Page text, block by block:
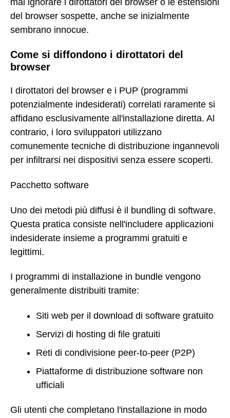
mai ignorare i dirottatori del browser o le estensioni
del browser sospette, anche se inizialmente
sembrano innocue.
Come si diffondono i dirottatori del
browser
I dirottatori del browser e i PUP (programmi
potenzialmente indesiderati) correlati raramente si
affidano esclusivamente all'installazione diretta. Al
contrario, i loro sviluppatori utilizzano
comunemente tecniche di distribuzione ingannevoli
per infiltrarsi nei dispositivi senza essere scoperti.
Pacchetto software
Uno dei metodi più diffusi è il bundling di software.
Questa pratica consiste nell'includere applicazioni
indesiderate insieme a programmi gratuiti e
legittimi.
I programmi di installazione in bundle vengono
generalmente distribuiti tramite:
Siti web per il download di software gratuito
Servizi di hosting di file gratuiti
Reti di condivisione peer-to-peer (P2P)
Piattaforme di distribuzione software non
ufficiali
Gli utenti che completano l'installazione in modo